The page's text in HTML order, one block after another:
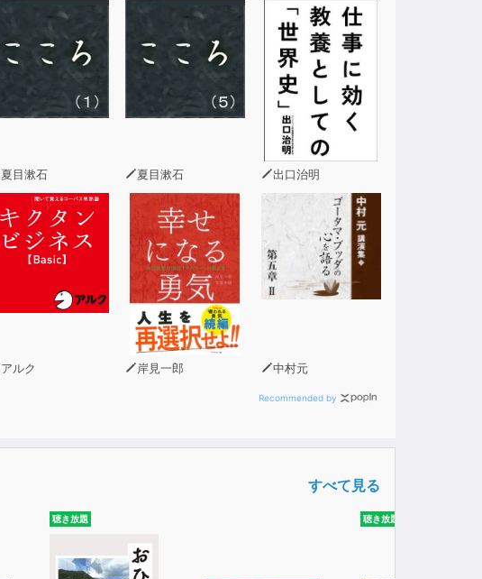
夏目漱石 夏目漱石 出口治明
アルク 岸見一郎 中村元
Recommended by
すべて見る
聴き放題 聴き放題